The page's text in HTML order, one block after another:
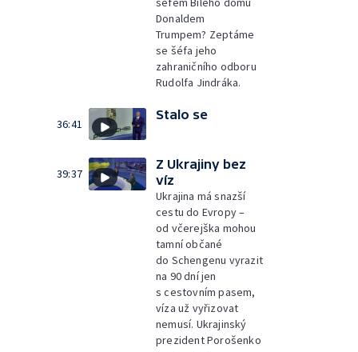
Donaldem
Trumpem? Zeptáme
se šéfa jeho
zahraničního odboru
Rudolfa Jindráka.
36:41
Stalo se
39:37
Z Ukrajiny bez
víz
Ukrajina má snazší
cestu do Evropy –
od včerejška mohou
tamní občané
do Schengenu vyrazit
na 90 dní jen
s cestovním pasem,
víza už vyřizovat
nemusí. Ukrajinský
prezident Porošenko